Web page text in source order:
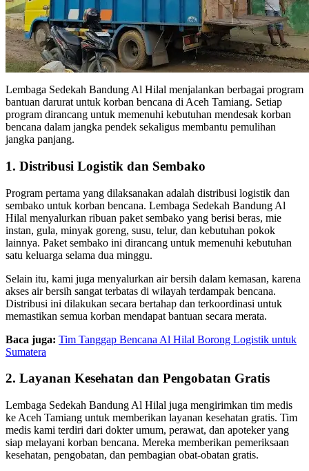
Lembaga Sedekah Bandung Al Hilal menjalankan berbagai program
bantuan darurat untuk korban bencana di Aceh Tamiang. Setiap
program dirancang untuk memenuhi kebutuhan mendesak korban
bencana dalam jangka pendek sekaligus membantu pemulihan
jangka panjang.
1. Distribusi Logistik dan Sembako
Program pertama yang dilaksanakan adalah distribusi logistik dan
sembako untuk korban bencana. Lembaga Sedekah Bandung Al
Hilal menyalurkan ribuan paket sembako yang berisi beras, mie
instan, gula, minyak goreng, susu, telur, dan kebutuhan pokok
lainnya. Paket sembako ini dirancang untuk memenuhi kebutuhan
satu keluarga selama dua minggu.
Selain itu, kami juga menyalurkan air bersih dalam kemasan, karena
akses air bersih sangat terbatas di wilayah terdampak bencana.
Distribusi ini dilakukan secara bertahap dan terkoordinasi untuk
memastikan semua korban mendapat bantuan secara merata.
Baca juga: Tim Tanggap Bencana Al Hilal Borong Logistik untuk
Sumatera
2. Layanan Kesehatan dan Pengobatan Gratis
Lembaga Sedekah Bandung Al Hilal juga mengirimkan tim medis
ke Aceh Tamiang untuk memberikan layanan kesehatan gratis. Tim
medis kami terdiri dari dokter umum, perawat, dan apoteker yang
siap melayani korban bencana. Mereka memberikan pemeriksaan
kesehatan, pengobatan, dan pembagian obat-obatan gratis.